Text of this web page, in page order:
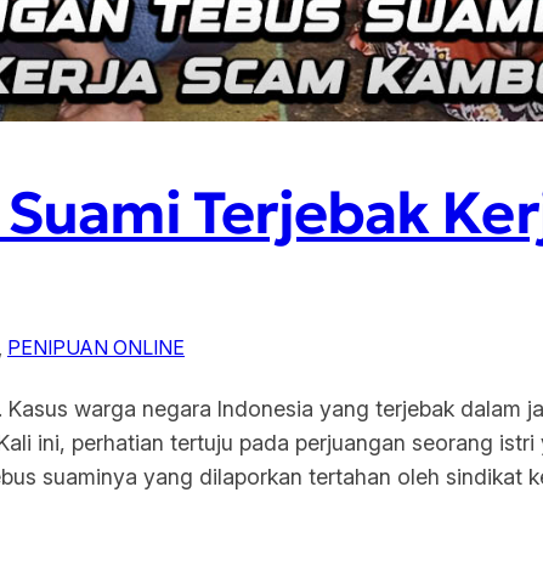
Terjebak
, PENIPUAN ONLINE
Kasus warga negara Indonesia yang terjebak dalam
ini, perhatian tertuju pada perjuangan seorang
suaminya yang dilaporkan tertahan oleh sindikat